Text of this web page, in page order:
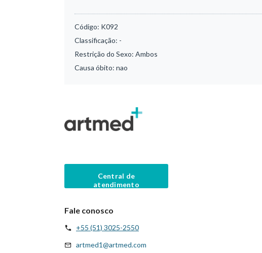
Código: K092
Classificação: -
Restrição do Sexo: Ambos
Causa óbito: nao
Central de
atendimento
Fale conosco
+55 (51) 3025-2550
artmed1@artmed.com